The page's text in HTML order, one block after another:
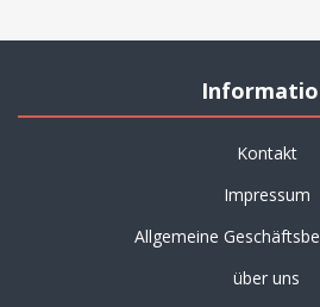
Kontakt
Impressum
Allgemeine
über uns